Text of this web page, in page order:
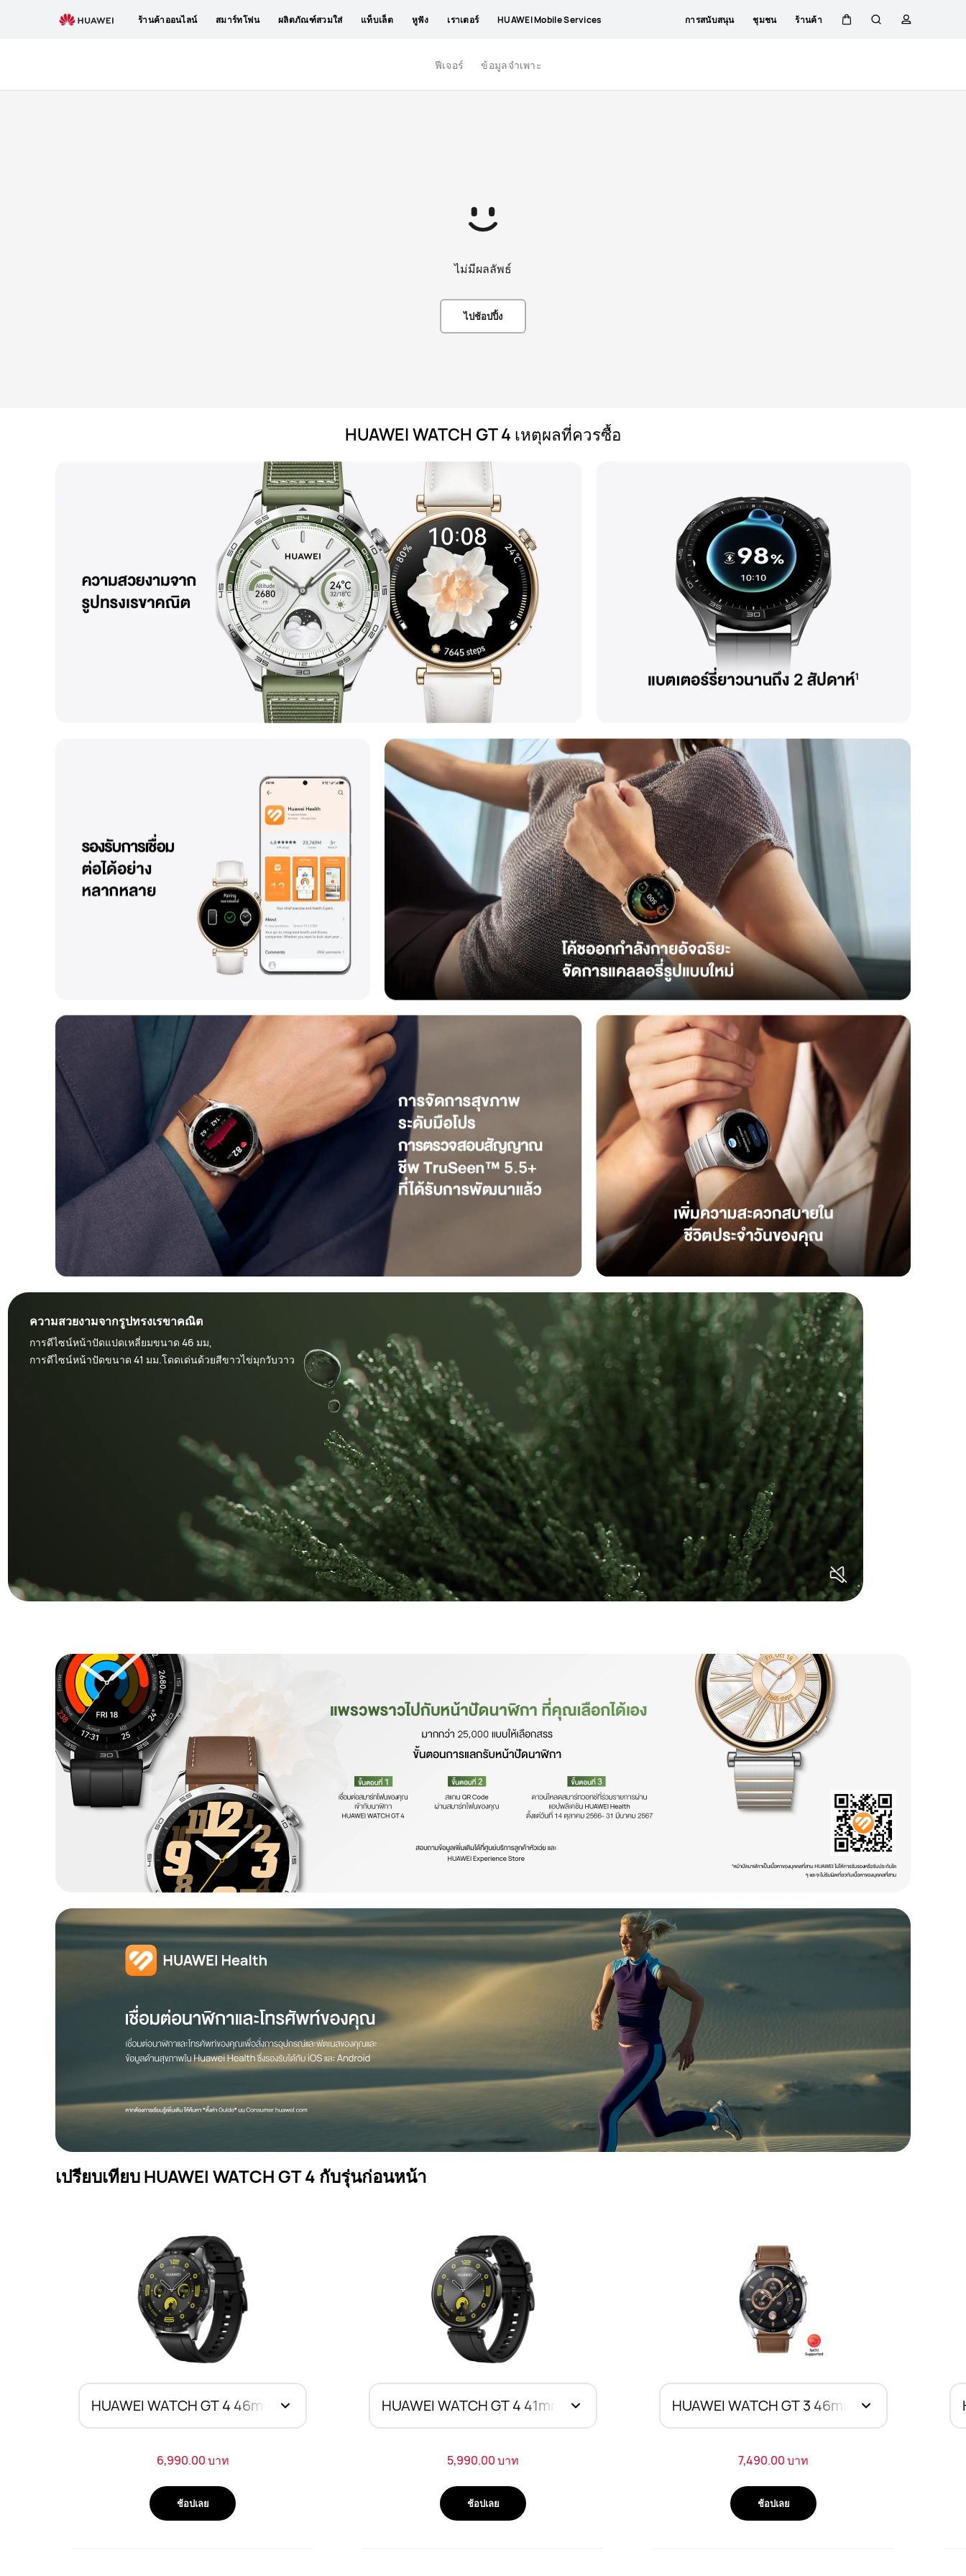
WATCH
ร้านค้าออนไลน์ สมาร์ทโฟน ผลิตภัณฑ์สวมใส่ แท็บเล็ต หูฟัง เราเตอร์ HUAWEI Mobile Services การสนับสนุน ชุมชน ร้านค้า
ฟีเจอร์ ข้อมูลจำเพาะ
ไม่มีผลลัพธ์
ไปช้อปปิ้ง
HUAWEI WATCH GT 4 เหตุผลที่ควรซื้อ
ความสวยงามจากรูปทรงเรขาคณิต
การดีไซน์หน้าปัดแปดเหลี่ยมขนาด 46 มม,
การดีไซน์หน้าปัดขนาด 41 มม.โดดเด่นด้วยสีขาวไข่มุกวับวาว
เปรียบเทียบ HUAWEI WATCH GT 4 กับรุ่นก่อนหน้า
6,990.00 บาท
ช้อปเลย
5,990.00 บาท
ช้อปเลย
7,490.00 บาท
ช้อปเลย